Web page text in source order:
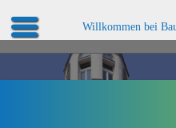
Willkommen bei